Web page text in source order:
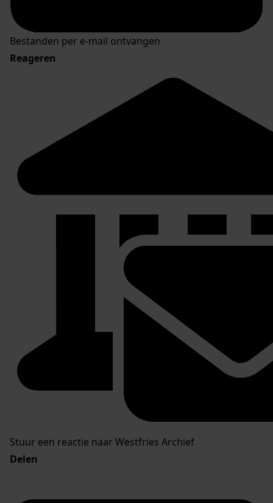
Bestanden per e-mail ontvangen
Reageren
Stuur een reactie naar Westfries Archief
Delen